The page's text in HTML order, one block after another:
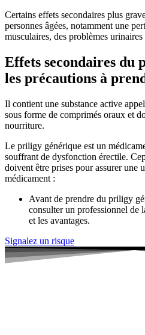
Certains effets secondaires plus
personnes âgées, notamment une
musculaires, des problèmes
Effets secondaires du
les précautions à
Il contient une substance active
sous forme de comprimés oraux et
nourriture.
Le priligy générique est un
souffrant de dysfonction érectile.
doivent être prises pour assurer une
médicament :
Avant de prendre du priligy
consulter un professionnel de
et les avantages.
Signalez un risque